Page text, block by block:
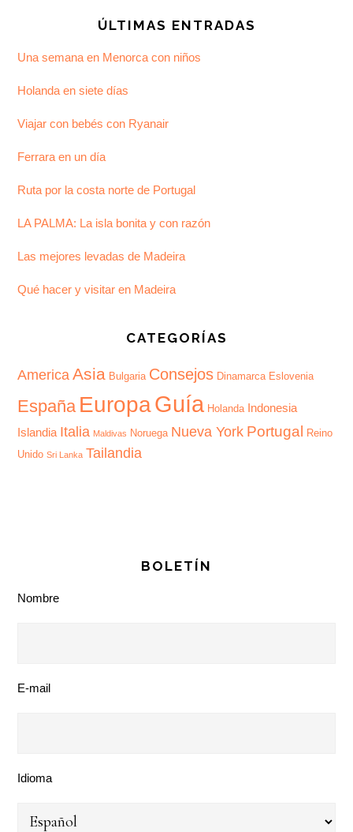
ÚLTIMAS ENTRADAS
Una semana en Menorca con niños
Holanda en siete días
Viajar con bebés con Ryanair
Ferrara en un día
Ruta por la costa norte de Portugal
LA PALMA: La isla bonita y con razón
Las mejores levadas de Madeira
Qué hacer y visitar en Madeira
CATEGORÍAS
America Asia Bulgaria Consejos Dinamarca Eslovenia
España EuropaGuía Holanda Indonesia
Islandia Italia Maldivas Noruega Nueva York Portugal
Reino
Unido Sri Lanka Tailandia
BOLETÍN
Nombre
E-mail
Idioma